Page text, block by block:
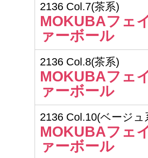
2136 Col.7(茶系)
MOKUBAフェ
ァーボール
2136 Col.8(茶系)
MOKUBAフェ
ァーボール
2136 Col.10(ベージュ
MOKUBAフェ
ァーボール